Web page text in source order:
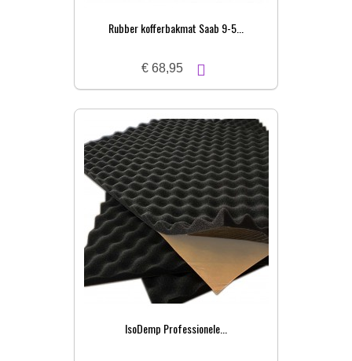
Rubber kofferbakmat Saab 9-5...
€ 68,95
IsoDemp Professionele...